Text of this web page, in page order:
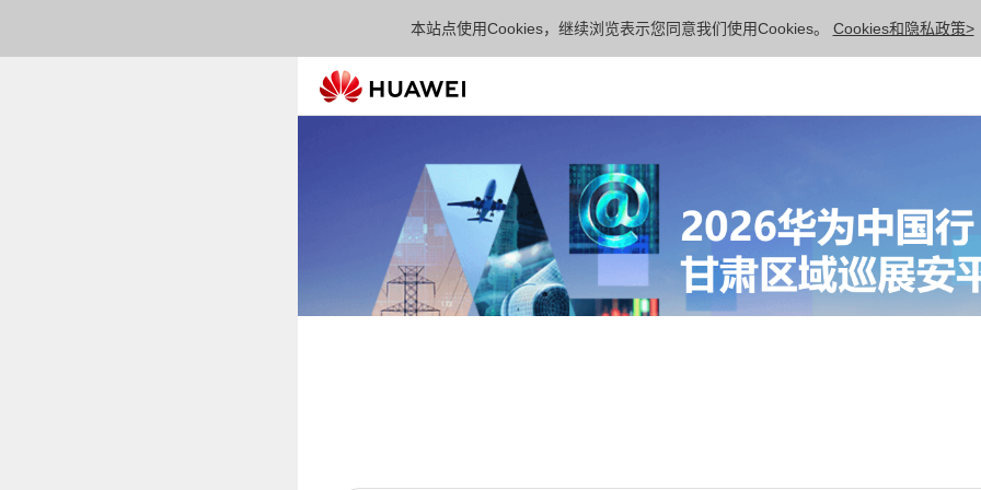
本站点使用Cookies，继续浏览表示您同意我们使用Cookies。 Cookies和隐私政策>